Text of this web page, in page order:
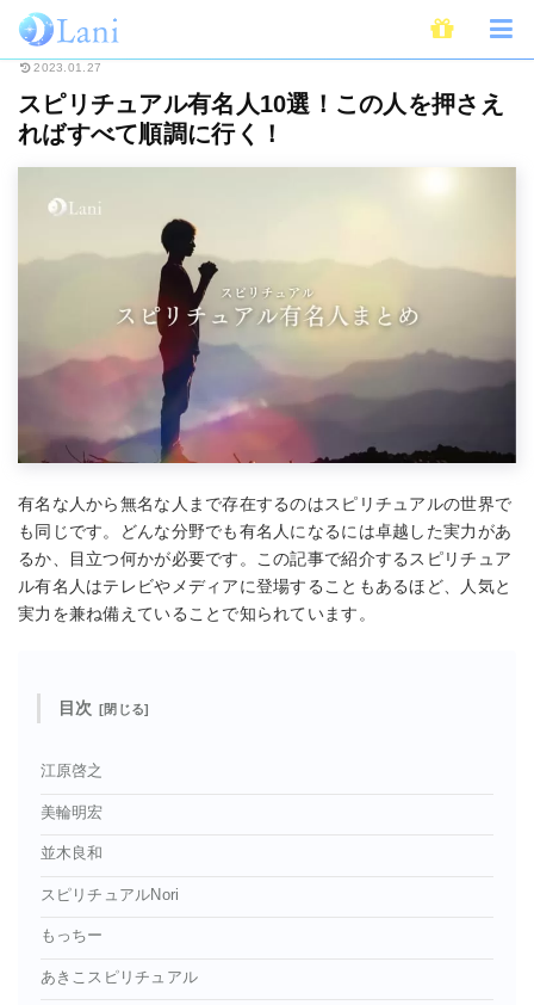
ホーム スピリチュアル スピリチュアル有名人10選！この人を押さえれば
2023.01.27
スピリチュアル有名人10選！この人を押さえ
ればすべて順調に行く！
有名な人から無名な人まで存在するのはスピリチュアルの世界で
も同じです。どんな分野でも有名人になるには卓越した実力があ
るか、目立つ何かが必要です。この記事で紹介するスピリチュア
ル有名人はテレビやメディアに登場することもあるほど、人気と
実力を兼ね備えていることで知られています。
目次
江原啓之
美輪明宏
並木良和
スピリチュアルNori
もっちー
あきこスピリチュアル